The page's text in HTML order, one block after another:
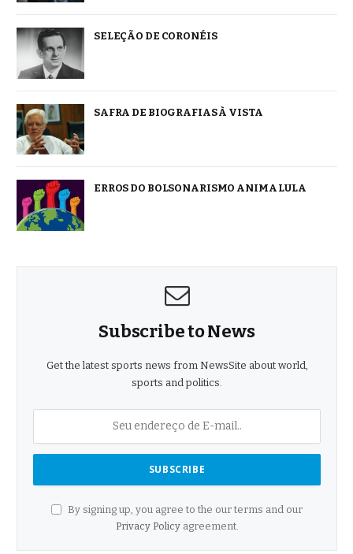
SELEÇÃO DE CORONÉIS
SAFRA DE BIOGRAFIAS À VISTA
ERROS DO BOLSONARISMO ANIMA LULA
Subscribe to News
Get the latest sports news from NewsSite about world,
sports and politics.
By signing up, you agree to the our terms and our
Privacy Policyagreement.